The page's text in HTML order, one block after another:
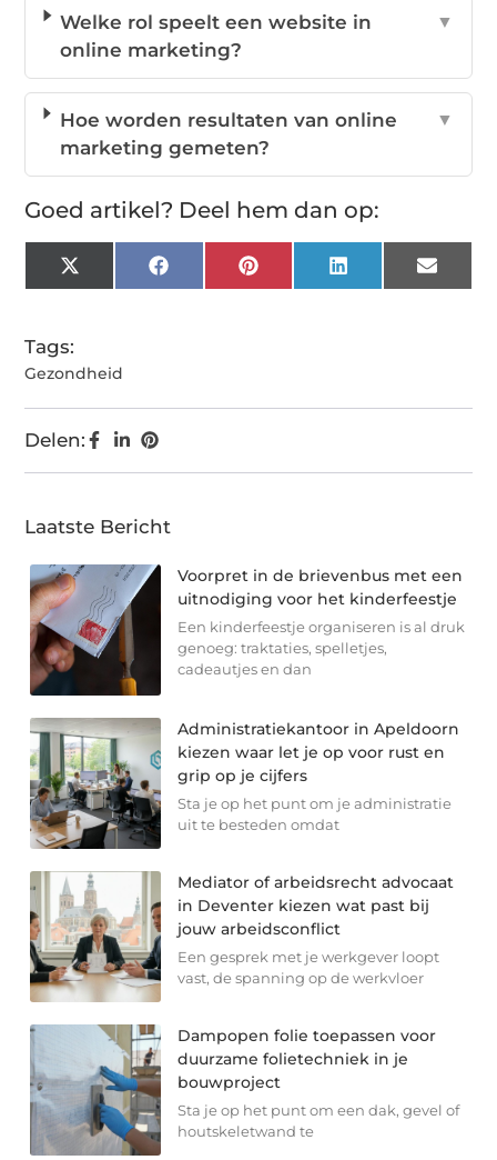
Welke rol speelt een website in
online marketing?
▼
Hoe worden resultaten van online
marketing gemeten?
▼
Goed artikel? Deel hem dan op:
X
(Twitter)
FacebookPinterest LinkedIn Email
Tags:
Gezondheid
Delen:
Laatste Bericht
Voorpret in de brievenbus met een
uitnodiging voor het kinderfeestje
Een kinderfeestje organiseren is al druk
genoeg: traktaties, spelletjes,
cadeautjes en dan
Administratiekantoor in Apeldoorn
kiezen waar let je op voor rust en
grip op je cijfers
Sta je op het punt om je administratie
uit te besteden omdat
Mediator of arbeidsrecht advocaat
in Deventer kiezen wat past bij
jouw arbeidsconflict
Een gesprek met je werkgever loopt
vast, de spanning op de werkvloer
Dampopen folie toepassen voor
duurzame folietechniek in je
bouwproject
Sta je op het punt om een dak, gevel of
houtskeletwand te